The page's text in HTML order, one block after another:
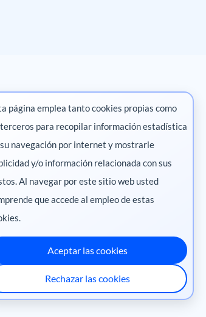
Marketing digital
Pharma
Perú·Centroamérica
página emplea tanto cookies propias como
para recopilar información estadística
navegación por internet y mostrarle
y/o información relacionada con sus
Al navegar por este sitio web usted
que accede al empleo de estas
Aceptar las cookies
Rechazar las cookies